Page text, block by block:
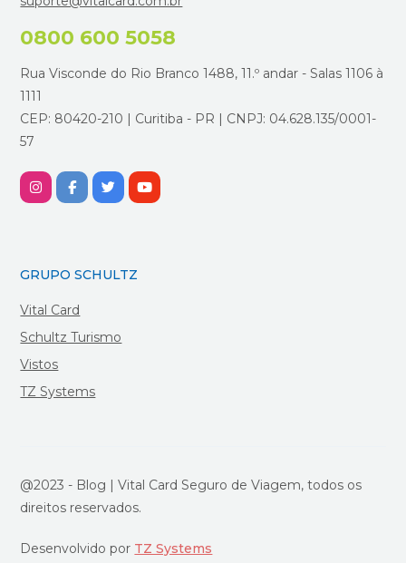
0800 600 5058
Rua Visconde do Rio Branco 1488, 11.º andar - Salas 1106 à
1111
CEP: 80420-210 | Curitiba - PR | CNPJ: 04.628.135/0001-
57
GRUPO SCHULTZ
Vital Card
Schultz Turismo
Vistos
TZ Systems
@2023 - Blog | Vital Card Seguro de Viagem, todos os
direitos reservados.
Desenvolvido por TZ Systems